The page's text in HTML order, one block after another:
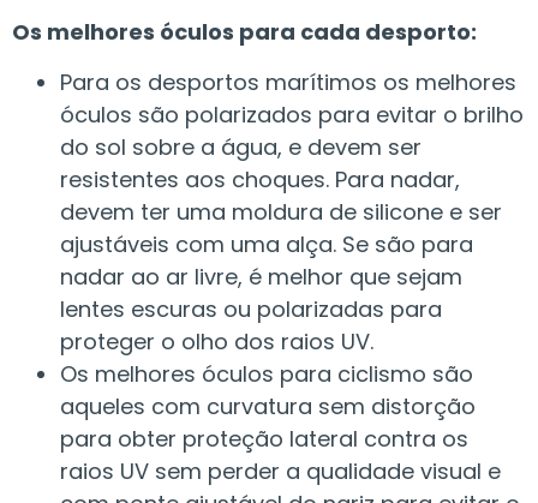
Os melhores óculos para cada desporto:
Para os desportos marítimos os melhores
óculos são polarizados para evitar o brilho
do sol sobre a água, e devem ser
resistentes aos choques. Para nadar,
devem ter uma moldura de silicone e ser
ajustáveis com uma alça. Se são para
nadar ao ar livre, é melhor que sejam
lentes escuras ou polarizadas para
proteger o olho dos raios UV.
Os melhores óculos para ciclismo são
aqueles com curvatura sem distorção
para obter proteção lateral contra os
raios UV sem perder a qualidade visual e